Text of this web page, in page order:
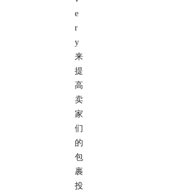
e
r
y
来
提
高
卖
家
们
的
包
裹
投